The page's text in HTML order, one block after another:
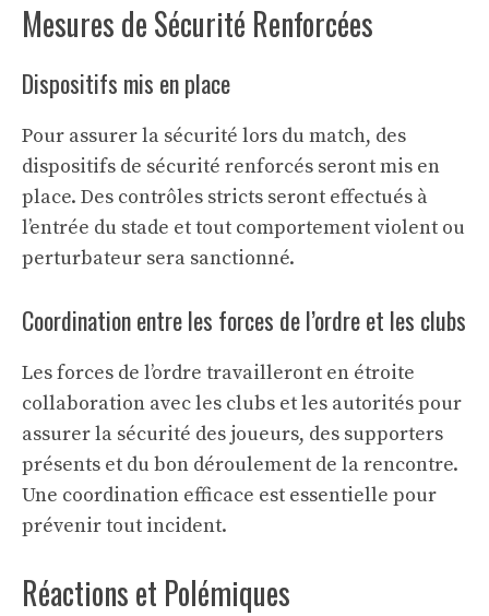
Mesures de Sécurité Renforcées
Dispositifs mis en place
Pour assurer la sécurité lors du match, des
dispositifs de sécurité renforcés seront mis en
place. Des contrôles stricts seront effectués à
l’entrée du stade et tout comportement violent ou
perturbateur sera sanctionné.
Coordination entre les forces de l’ordre et les clubs
Les forces de l’ordre travailleront en étroite
collaboration avec les clubs et les autorités pour
assurer la sécurité des joueurs, des supporters
présents et du bon déroulement de la rencontre.
Une coordination efficace est essentielle pour
prévenir tout incident.
Réactions et Polémiques